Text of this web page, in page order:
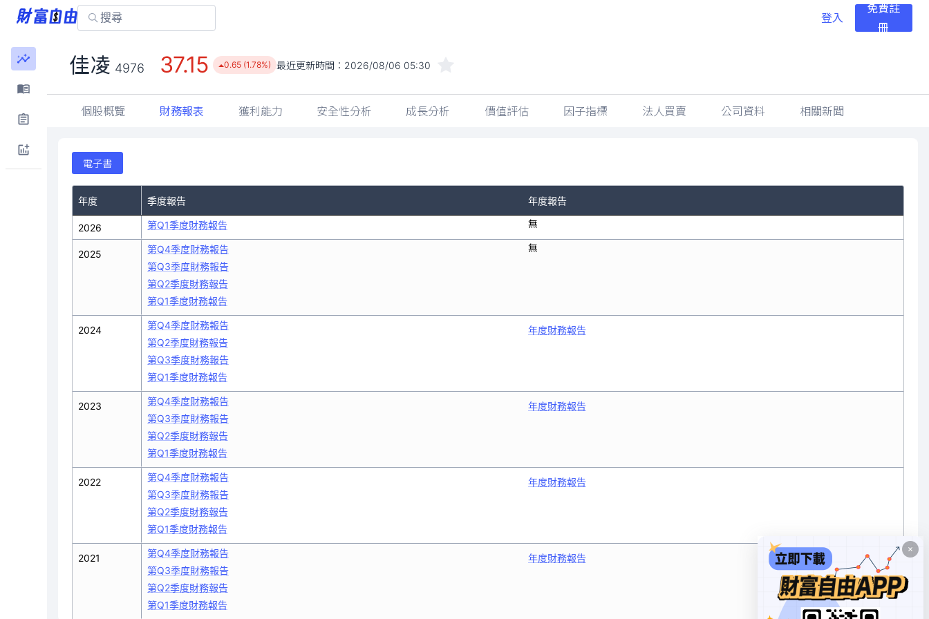
登入
免費註
冊
佳凌 4976 37.15 0.65 (1.78%) 最近更新時間： 2026/08/06 05:30
個股概覽 財務報表 獲利能力 安全性分析 成長分析 價值評估 因子指標 法人買賣 公司資料 相關新聞
電子書
年度 季度報告 年度報告
2026
2025
2024
2023
2022
2021
第Q1季度財務報告 無
第Q4季度財務報告
第Q3季度財務報告
第Q2季度財務報告
第Q1季度財務報告
無
第Q4季度財務報告
第Q2季度財務報告
第Q3季度財務報告
第Q1季度財務報告
年度財務報告
第Q4季度財務報告
第Q3季度財務報告
第Q2季度財務報告
第Q1季度財務報告
年度財務報告
第Q4季度財務報告
第Q3季度財務報告
第Q2季度財務報告
第Q1季度財務報告
年度財務報告
第Q4季度財務報告
第Q3季度財務報告
第Q2季度財務報告
第Q1季度財務報告
年度財務報告